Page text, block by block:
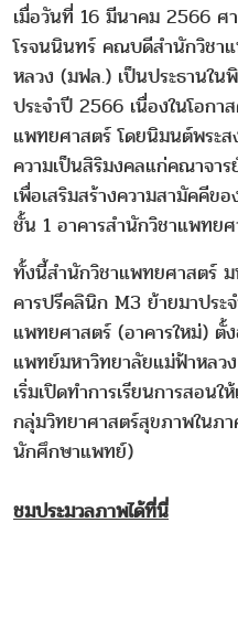
เมื่อวันที่ 16 มีนาคม 2566 ศ
โรจนนินทร์ คณบดีสำนักวิชา
หลวง (มฟล.) เป็นประธานใ
ประจำปี 2566 เนื่องในโอก
แพทยศาสตร์ โดยนิมนต์พระ
ความเป็นสิริมงคลแก่คณาจ
เพื่อเสริมสร้างความสามัคคี
ชั้น 1 อาคารสำนักวิชาแพทย
ทั้งนี้สำนักวิชาแพทยศาสตร์
คารปรีคลินิก M3 ย้ายมาประ
แพทยศาสตร์ (อาคารใหม่) ตั้
แพทย์มหาวิทยาลัยแม่ฟ้าหลว
เริ่มเปิดทำการเรียนการสอ
กลุ่มวิทยาศาสตร์สุขภาพในภ
นักศึกษาแพทย์)
ชมประมวลภาพได้ที่นี่